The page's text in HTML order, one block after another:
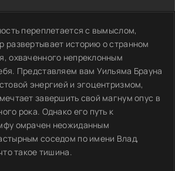
переплетается с вымыслом,
развертывает историю о странном
охваченного непреклонным
Представляем вам Уильяма Брауна
энергией и эгоцентризмом,
завершить свой магнум опус в
рока. Однако его путь к
омрачен неожиданным
соседом по имени Влад,
такое тишина.